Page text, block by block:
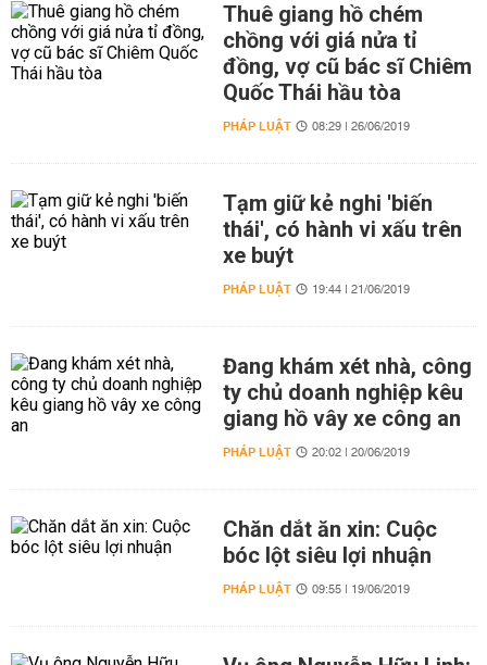
Thuê giang hồ chém
chồng với giá nửa tỉ
đồng, vợ cũ bác sĩ Chiêm
Quốc Thái hầu tòa
PHÁP LUẬT 08:29 | 26/06/2019
Tạm giữ kẻ nghi 'biến
thái', có hành vi xấu trên
xe buýt
PHÁP LUẬT 19:44 | 21/06/2019
Đang khám xét nhà, công
ty chủ doanh nghiệp kêu
giang hồ vây xe công an
PHÁP LUẬT 20:02 | 20/06/2019
Chăn dắt ăn xin: Cuộc
bóc lột siêu lợi nhuận
PHÁP LUẬT 09:55 | 19/06/2019